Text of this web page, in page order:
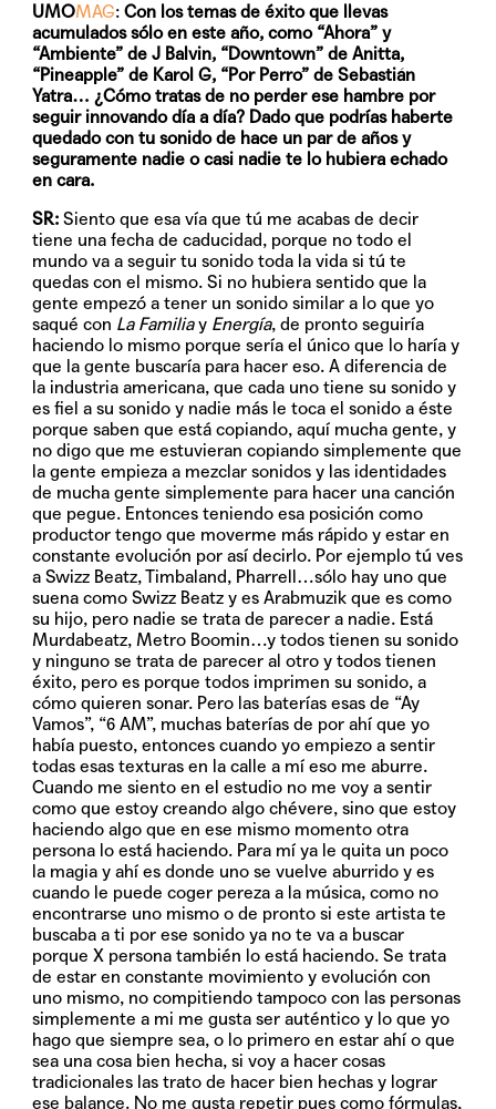
UMOMAG:Con los temas de éxito que llevas
acumulados sólo en este año, como “Ahora” y
“Ambiente” de J Balvin, “Downtown” de Anitta,
“Pineapple” de Karol G, “Por Perro” de Sebastián
Yatra… ¿Cómo tratas de no perder ese hambre por
seguir innovando día a día? Dado que podrías haberte
quedado con tu sonido de hace un par de años y
seguramente nadie o casi nadie te lo hubiera echado
en cara.
SR: Siento que esa vía que tú me acabas de decir
tiene una fecha de caducidad, porque no todo el
mundo va a seguir tu sonido toda la vida si tú te
quedas con el mismo. Si no hubiera sentido que la
gente empezó a tener un sonido similar a lo que yo
saqué con La Familiay Energía, de pronto seguiría
haciendo lo mismo porque sería el único que lo haría y
que la gente buscaría para hacer eso. A diferencia de
la industria americana, que cada uno tiene su sonido y
es fiel a su sonido y nadie más le toca el sonido a éste
porque saben que está copiando, aquí mucha gente, y
no digo que me estuvieran copiando simplemente que
la gente empieza a mezclar sonidos y las identidades
de mucha gente simplemente para hacer una canción
que pegue. Entonces teniendo esa posición como
productor tengo que moverme más rápido y estar en
constante evolución por así decirlo. Por ejemplo tú ves
a Swizz Beatz, Timbaland, Pharrell…sólo hay uno que
suena como Swizz Beatz y es Arabmuzik que es como
su hijo, pero nadie se trata de parecer a nadie. Está
Murdabeatz, Metro Boomin…y todos tienen su sonido
y ninguno se trata de parecer al otro y todos tienen
éxito, pero es porque todos imprimen su sonido, a
cómo quieren sonar. Pero las baterías esas de “Ay
Vamos”, “6 AM”, muchas baterías de por ahí que yo
había puesto, entonces cuando yo empiezo a sentir
todas esas texturas en la calle a mí eso me aburre.
Cuando me siento en el estudio no me voy a sentir
como que estoy creando algo chévere, sino que estoy
haciendo algo que en ese mismo momento otra
persona lo está haciendo. Para mí ya le quita un poco
la magia y ahí es donde uno se vuelve aburrido y es
cuando le puede coger pereza a la música, como no
encontrarse uno mismo o de pronto si este artista te
buscaba a ti por ese sonido ya no te va a buscar
porque X persona también lo está haciendo. Se trata
de estar en constante movimiento y evolución con
uno mismo, no compitiendo tampoco con las personas
simplemente a mi me gusta ser auténtico y lo que yo
hago que siempre sea, o lo primero en estar ahí o que
sea una cosa bien hecha, si voy a hacer cosas
tradicionales las trato de hacer bien hechas y lograr
ese balance. No me gusta repetir pues como fórmulas,